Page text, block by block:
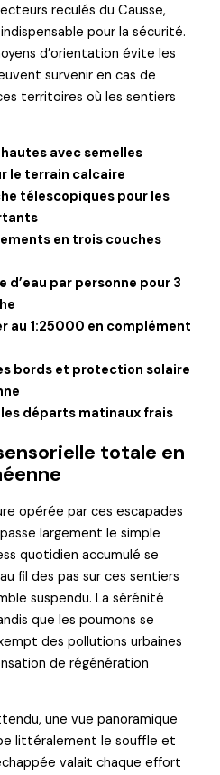
reculés du Causse,
pour la sécurité.
d’orientation évite les
survenir en cas de
territoires où les sentiers
avec semelles
le terrain calcaire
télescopiques pour les
en trois couches
d’eau par personne pour 3
au 1:25000 en complément
bords et protection solaire
départs matinaux frais
totale en
opérée par ces escapades
largement le simple
quotidien accumulé se
fil des pas sur ces sentiers
suspendu. La sérénité
que les poumons se
des pollutions urbaines
de régénération
une vue panoramique
littéralement le souffle et
valait chaque effort